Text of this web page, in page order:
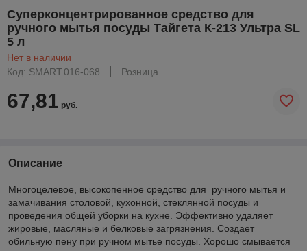
Суперконцентрированное средство для
ручного мытья посуды Тайгета К-213 Ультра SL
5 л
Нет в наличии
Код: SMART.016-068
Розница
67,81 руб.
Описание
Многоцелевое, высокопенное средство для ручного мытья и
замачивания столовой, кухонной, стеклянной посуды и
проведения общей уборки на кухне. Эффективно удаляет
жировые, масляные и белковые загрязнения. Создает
обильную пену при ручном мытье посуды. Хорошо смывается